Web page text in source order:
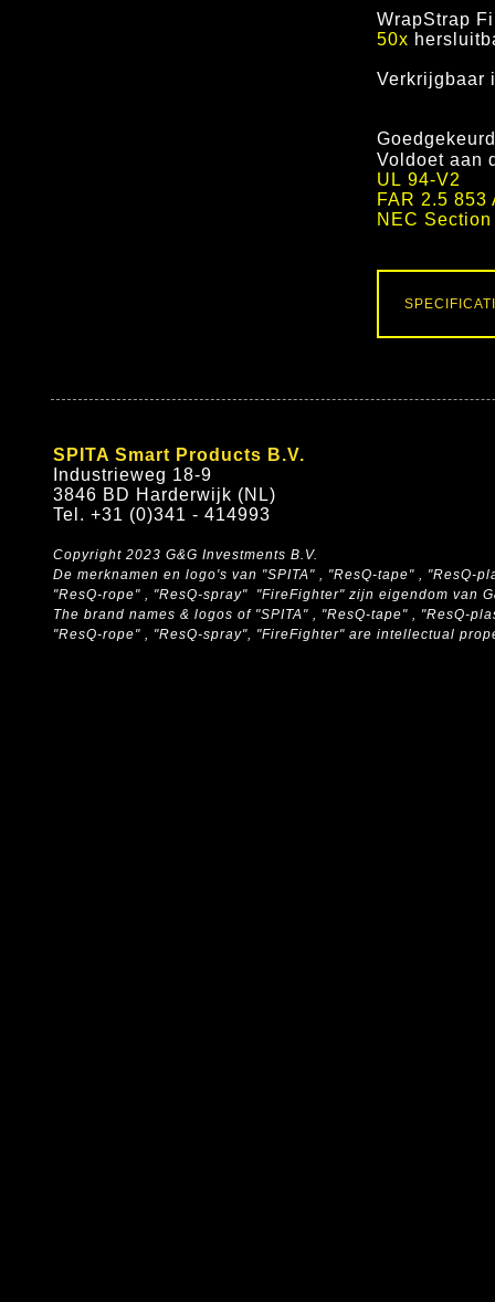
WrapStrap
50x
Verkrijgbaar
Voldoet aan
UL 94-V2
FAR 2.5 853
NEC
SPITA Smart Products B.V.
Industrieweg 18-9
3846 BD Harderwijk (NL)
Tel. +31 (0)341 - 414993
Copyright 2023 G&G Investments B.V.
De merknamen en logo's van "SPITA" , "ResQ-tape" , "ResQ-
"ResQ-rope" , "ResQ-spray" "FireFighter" zijn eigendom van
The brand names & logos of "SPITA" , "ResQ-tape" , "ResQ-
"ResQ-rope" , "ResQ-spray", "FireFighter" are intellectual